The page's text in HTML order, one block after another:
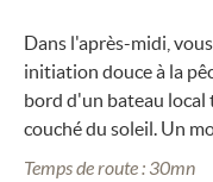
Dans l'après-midi,
initiation douce à la
bord d'un bateau local
couché du soleil. Un
Temps de route : 30mn